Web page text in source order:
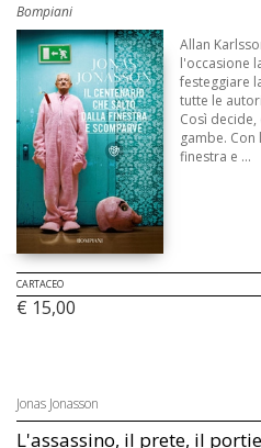
Bompiani
Allan
l'occasione
festeggiare
tutte le
Così
gambe.
finestra e ...
CARTACEO
€ 15,00
Jonas Jonasson
L'assassino, il prete, il